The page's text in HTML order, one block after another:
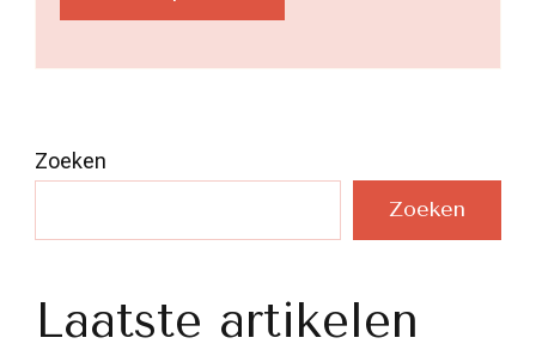
Zoeken
Zoeken
Laatste artikelen